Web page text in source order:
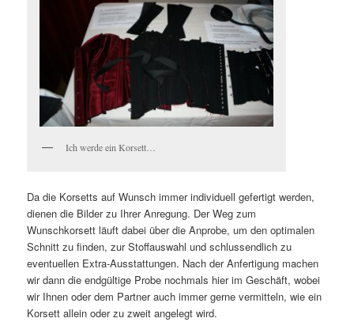
Ich werde ein Korsett…
Da die Korsetts auf Wunsch immer individuell gefertigt werden,
dienen die Bilder zu Ihrer Anregung. Der Weg zum
Wunschkorsett läuft dabei über die Anprobe, um den optimalen
Schnitt zu finden, zur Stoffauswahl und schlussendlich zu
eventuellen Extra-Ausstattungen. Nach der Anfertigung machen
wir dann die endgültige Probe nochmals hier im Geschäft, wobei
wir Ihnen oder dem Partner auch immer gerne vermitteln, wie ein
Korsett allein oder zu zweit angelegt wird.